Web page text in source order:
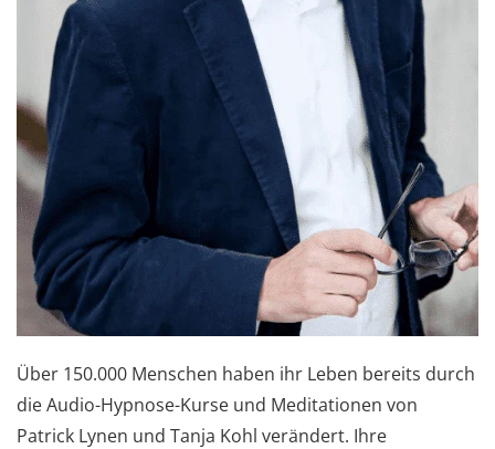
Über 150.000 Menschen haben ihr Leben bereits durch
die Audio-Hypnose-Kurse und Meditationen von
Patrick Lynen und Tanja Kohl verändert. Ihre